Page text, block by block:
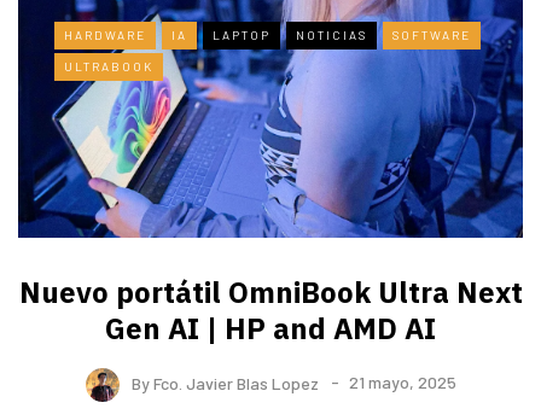
HARDWARE IA LAPTOP NOTICIAS SOFTWARE
ULTRABOOK
Nuevo portátil OmniBook Ultra ​Next
Gen AI | HP and AMD AI
ByFco. Javier Blas Lopez 21 mayo, 2025